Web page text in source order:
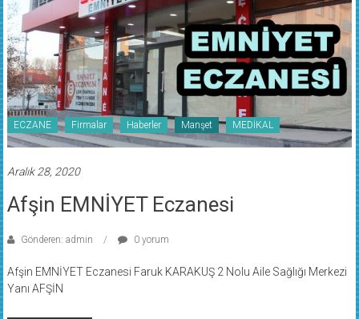
ECZANE Firmalar Haberler Manşet MEDİKAL
Aralık 28, 2020
Afşin EMNİYET Eczanesi
Gönderen: admin 0 yorum
Afşin EMNİYET Eczanesi Faruk KARAKUŞ 2 Nolu Aile Sağlığı Merkezi
Yanı AFŞİN